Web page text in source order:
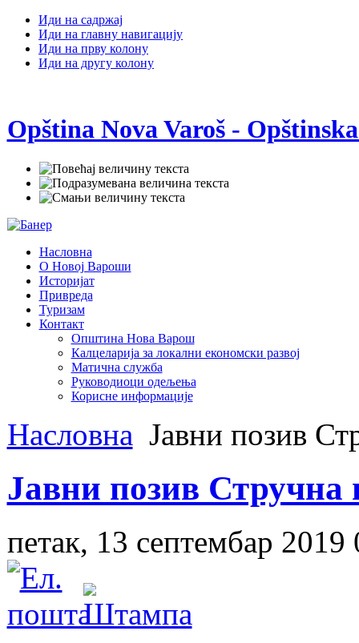
Иди на садржај
Иди на главну навигацију
Иди на прву колону
Иди на другу колону
Opština Nova Varoš -
Насловна
О Новој Вароши
Историјат
Привреда
Туризам
Контакт
Општина Нова Варош
Калцеларија за локални економски развој
Матична служба
Руководиоци одељења
Корисне информације
Насловна Јавни позив
Јавни позив Стручна
петак, 13 септембар 2019